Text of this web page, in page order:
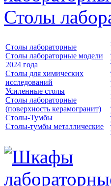
Столы
Столы лабораторные
Столы лабораторные модели
2024 года
Столы для химических
исследований
Усиленные столы
Столы лабораторные
(поверхность керамогранит)
Столы-Тумбы
Столы-тумбы металлические